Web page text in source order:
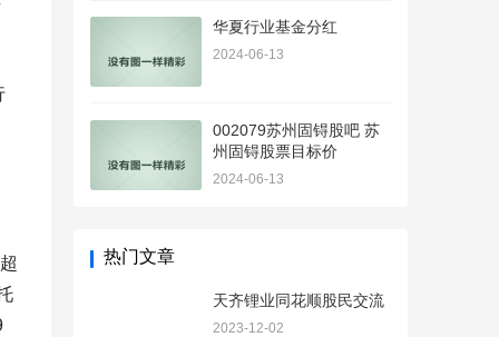
华夏行业基金分红
2024-06-13
002079苏州固锝股吧 苏
州固锝股票目标价
2024-06-13
热门文章
天齐锂业同花顺股民交流
2023-12-02